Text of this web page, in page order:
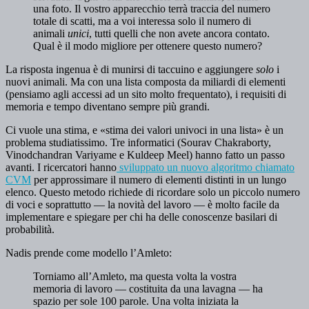
una foto. Il vostro apparecchio terrà traccia del numero
totale di scatti, ma a voi interessa solo il numero di
animali unici, tutti quelli che non avete ancora contato.
Qual è il modo migliore per ottenere questo numero?
La risposta ingenua è di munirsi di taccuino e aggiungere solo i
nuovi animali. Ma con una lista composta da miliardi di elementi
(pensiamo agli accessi ad un sito molto frequentato), i requisiti di
memoria e tempo diventano sempre più grandi.
Ci vuole una stima, e «stima dei valori univoci in una lista» è un
problema studiatissimo. Tre informatici (Sourav Chakraborty,
Vinodchandran Variyame e Kuldeep Meel) hanno fatto un passo
avanti. I ricercatori hanno sviluppato un nuovo algoritmo chiamato
CVM per approssimare il numero di elementi distinti in un lungo
elenco. Questo metodo richiede di ricordare solo un piccolo numero
di voci e soprattutto — la novità del lavoro — è molto facile da
implementare e spiegare per chi ha delle conoscenze basilari di
probabilità.
Nadis prende come modello l’Amleto:
Torniamo all’Amleto, ma questa volta la vostra
memoria di lavoro — costituita da una lavagna — ha
spazio per sole 100 parole. Una volta iniziata la